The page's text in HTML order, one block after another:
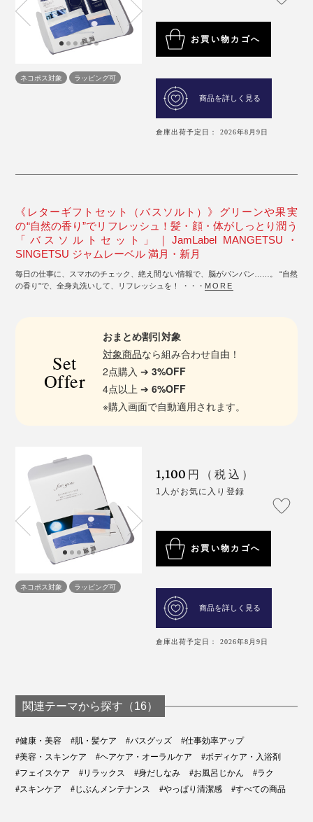
ネコポス対象 ラッピング可
お買い物カゴへ
商品を詳しく見る
倉庫出荷予定日： 2026年8月9日
《レターギフトセット（バスソルト）》グリーンや果実
の“自然の香り”でリフレッシュ！髪・顔・体がしっとり潤う
「バスソルトセット」｜JamLabel MANGETSU・
SINGETSU ジャムレーベル 満月・新月
毎日の仕事に、スマホのチェック、絶え間ない情報で、脳がパンパン……。 “自然
の香り”で、全身丸洗いして、リフレッシュを！ ・・・ MORE
Set
Offer
おまとめ割引対象
対象商品なら組み合わせ自由！
2点購入 ➔3%OFF
4点以上 ➔6%OFF
※購入画面で自動適用されます。
ネコポス対象 ラッピング可
1,100 円（税込）
1人がお気に入り登録
お買い物カゴへ
商品を詳しく見る
倉庫出荷予定日： 2026年8月9日
関連テーマから探す（16）
#健康・美容 #肌・髪ケア #バスグッズ
#仕事効率アップ
#美容・スキンケア
#ヘアケア・オーラルケア
#ボディケア・入浴剤
#フェイスケア
#リラックス #身だしなみ #お風呂じかん
#ラク
#スキンケア
#じぶんメンテナンス #やっぱり清潔感 #すべての商品